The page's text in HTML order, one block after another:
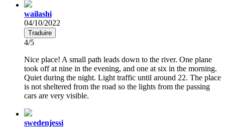
wailashi
04/10/2022
Traduire
4/5
Nice place! A small path leads down to the river. One plane
took off at nine in the evening, and one at six in the morning.
Quiet during the night. Light traffic until around 22. The place
is not sheltered from the road so the lights from the passing
cars are very visible.
swedenjessi